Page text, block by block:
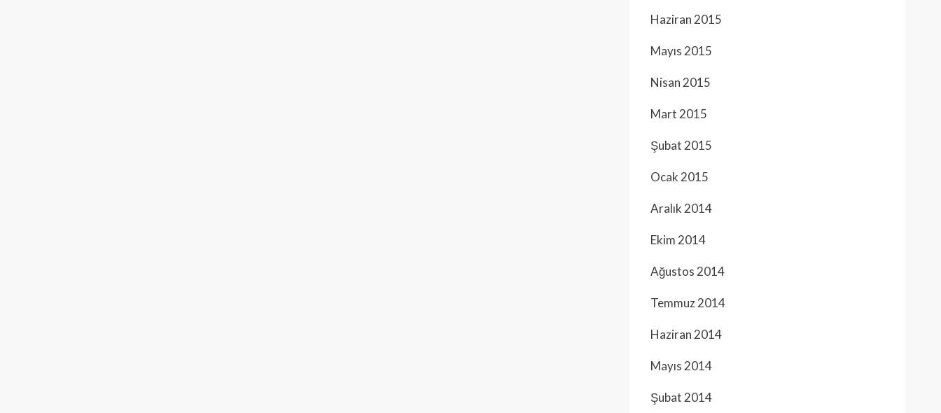
Haziran 2015
Mayıs 2015
Nisan 2015
Mart 2015
Şubat 2015
Ocak 2015
Aralık 2014
Ekim 2014
Ağustos 2014
Temmuz 2014
Haziran 2014
Mayıs 2014
Şubat 2014